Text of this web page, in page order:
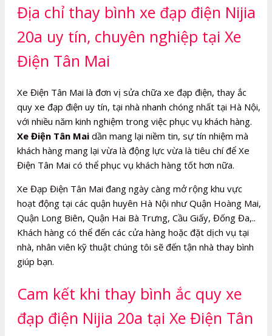
Địa chỉ thay bình xe đạp điện Nijia
20a uy tín, chuyên nghiệp tại Xe
Điện Tân Mai
Xe Điện Tân Mai là đơn vị sửa chữa xe đạp điện, thay ắc
quy xe đạp điện uy tín, tại nhà nhanh chóng nhất tại Hà Nội,
với nhiều năm kinh nghiệm trong việc phục vụ khách hàng.
Xe Điện Tân Mai dần mang lại niềm tin, sự tín nhiệm mà
khách hàng mang lại vừa là động lực vừa là tiêu chí để Xe
Điện Tân Mai có thể phục vụ khách hàng tốt hơn nữa.
Xe Đạp Điện Tân Mai đang ngày càng mở rộng khu vực
hoạt động tại các quận huyên Hà Nội như Quận Hoàng Mai,
Quận Long Biên, Quận Hai Bà Trưng, Cầu Giấy, Đống Đa,..
Khách hàng có thể đến các cửa hàng hoặc đặt dịch vụ tại
nhà, nhân viên kỹ thuật chúng tôi sẽ đến tận nhà thay bình
giúp bạn.
Cam kết khi thay bình ắc quy xe
đạp điện Nijia 20a tại Xe Điện Tân